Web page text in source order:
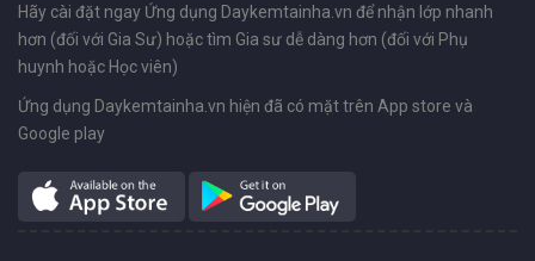
Hãy cài đặt ngay Ứng dụng Daykemtainha.vn để nhận lớp nhanh
hơn (đối với Gia Sư) hoặc tìm Gia sư dễ dàng hơn (đối với Phụ
huynh hoặc Học viên)
Ứng dụng Daykemtainha.vn hiện đã có mặt trên App store và
Google play